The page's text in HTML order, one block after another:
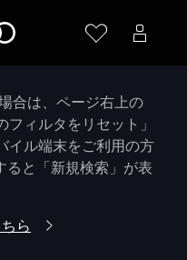
合は、ページ右上の
フィルタをリセット」
イル端末をご利用の方
と「新規検索」が表
ら